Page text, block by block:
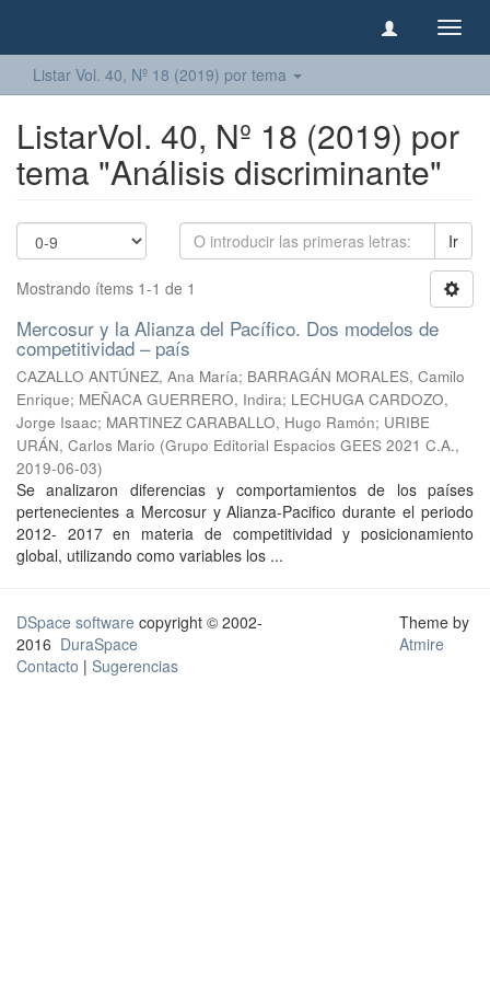
Listar Vol. 40, Nº 18 (2019) por tema
ListarVol. 40, Nº 18 (2019) por
tema "Análisis discriminante"
Ir
Mostrando ítems 1-1 de 1
Mercosur y la Alianza del Pacífico. Dos modelos de
competitividad – país
CAZALLO ANTÚNEZ, Ana María; BARRAGÁN MORALES, Camilo
Enrique; MEÑACA GUERRERO, Indira; LECHUGA CARDOZO,
Jorge Isaac; MARTINEZ CARABALLO, Hugo Ramón; URIBE
URÁN, Carlos Mario (Grupo Editorial Espacios GEES 2021 C.A.,
2019-06-03)
Se analizaron diferencias y comportamientos de los países
pertenecientes a Mercosur y Alianza-Pacifico durante el periodo
2012- 2017 en materia de competitividad y posicionamiento
global, utilizando como variables los ...
DSpace software copyright © 2002-
2016 DuraSpace
Contacto | Sugerencias
Theme by
Atmire